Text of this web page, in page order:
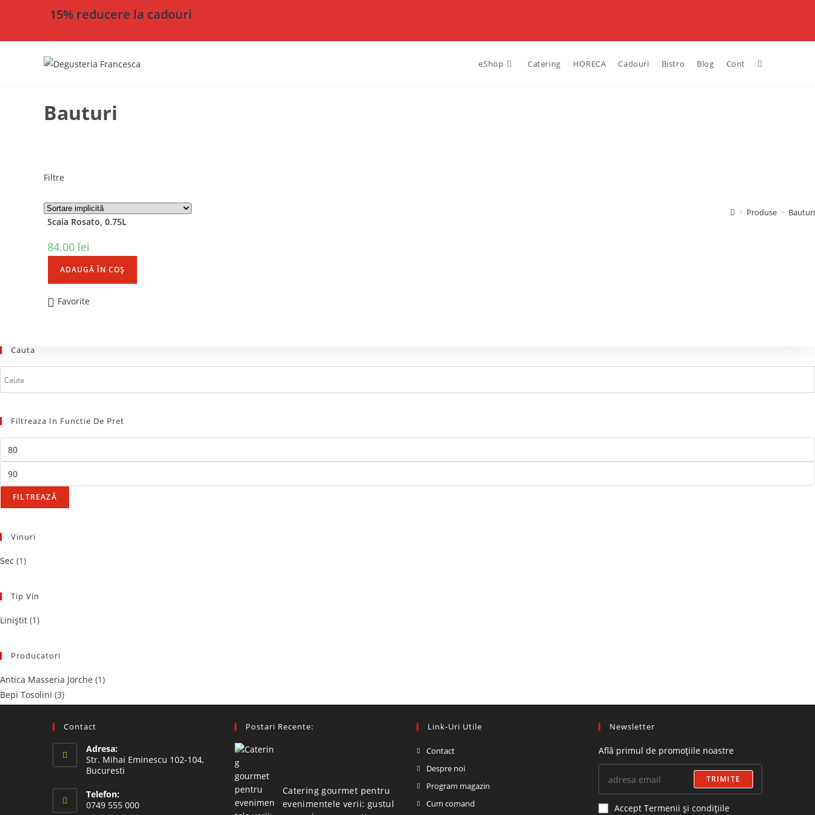
15% reducere la cadouri
eShop Catering HORECA Cadouri Bistro Blog Cont
Bauturi
> Produse > Bauturi
Filtre
Scaia Rosato, 0.75L
84.00 lei
ADAUGĂ ÎN COȘ
Favorite
Contact
Adresa:
Str. Mihai Eminescu 102-104,
Bucuresti
Telefon:
0749 555 000
Postari Recente:
Catering gourmet pentru
evenimentele verii: gustul
Link-Uri Utile
Contact
Despre noi
Program magazin
Cum comand
Newsletter
Află primul de promoțiile noastre
TRIMITE
Accept Termenii și condițiile
Cauta
Filtreaza In Functie De Pret
FILTREAZĂ
Vinuri
Sec (1)
Tip Vin
Liniștit (1)
Producatori
Antica Masseria Jorche (1)
Bepi Tosolini (3)
(2)
(10)
Feudo Arancio - Sicilia (1)
(2)